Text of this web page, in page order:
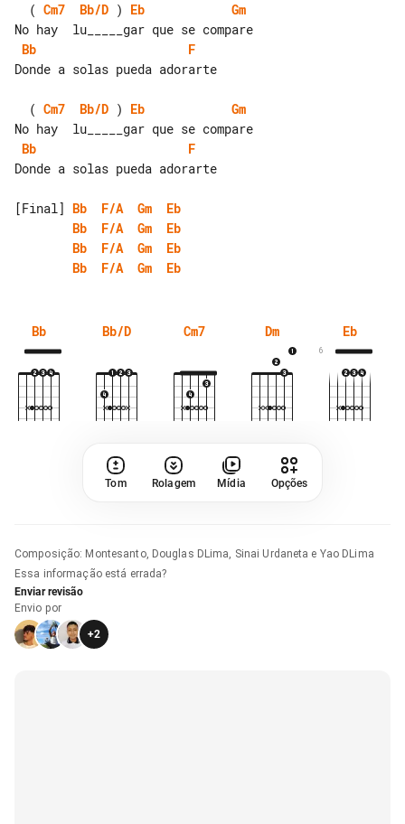
  (
Cm7 Bb/D ) Eb
Gm
Bb
F
Donde a solas pueda adorarte
  (
Cm7 Bb/D ) Eb
Gm
Bb
F
Donde a solas pueda adorarte
[Final] Bb F/A Gm
Eb
Bb
F/A Gm
Eb
Bb
F/A Gm
Eb
Bb
F/A Gm Eb
Bb Bb/D Cm7 Dm Eb
6
Tom Rolagem Mídia Opções
Composição: Montesanto, Douglas DLima, Sinai Urdaneta e Yao DLima
Essa informação está errada?
Enviar revisão
Envio por
+2